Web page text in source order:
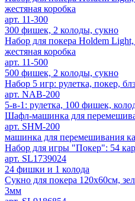
жестяная коробка
арт. 11-300
300 фишек, 2 колоды, сукно
Набор для покера Holdem
жестяная коробка
арт. 11-500
500 фишек, 2 колоды, сукно
Набор 5 игр: рулетка, покер,
арт. NAB-200
5-в-1: рулетка, 100 фишек,
Шафл-машинка для
арт. SHM-200
машинка для перемешивания
Набор для игры "Покер": 54
арт. SL1739024
24 фишки и 1 колода
Сукно для покера 120х60см,
3мм